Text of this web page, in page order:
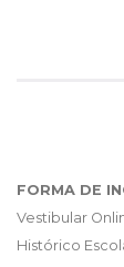
FORMA DE
Vestibular
Histórico